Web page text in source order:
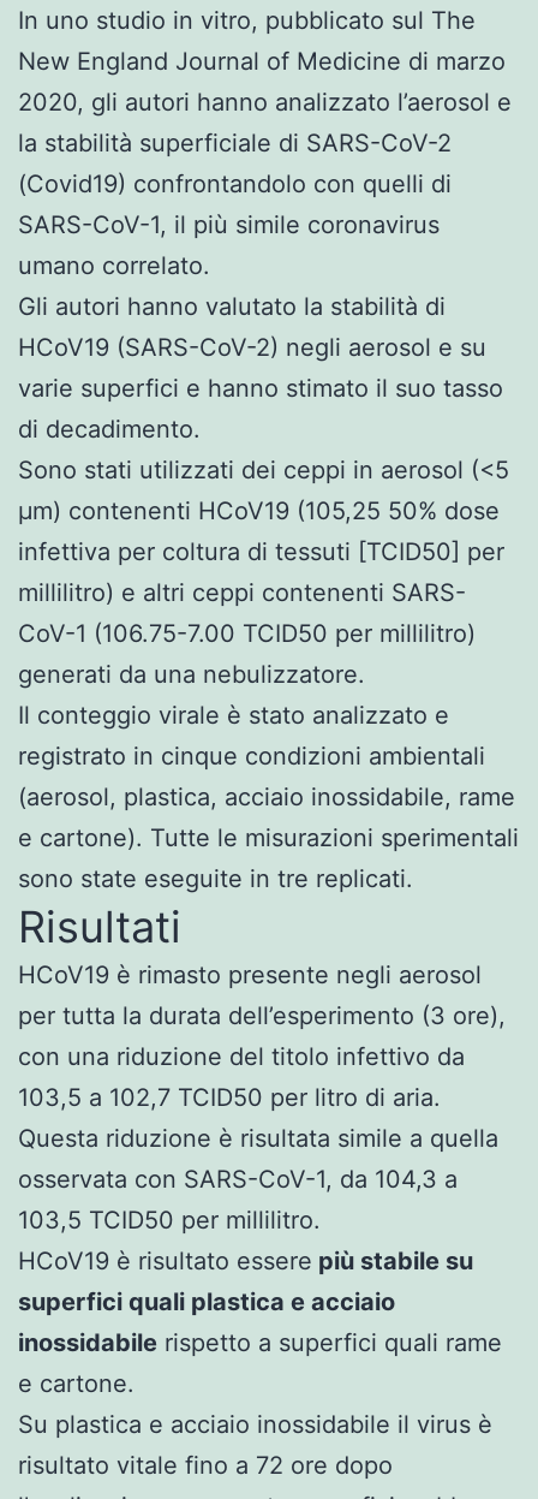
In uno studio in vitro, pubblicato sul The
New England Journal of Medicine di marzo
2020, gli autori hanno analizzato l’aerosol e
la stabilità superficiale di SARS-CoV-2
(Covid19) confrontandolo con quelli di
SARS-CoV-1, il più simile coronavirus
umano correlato.
Gli autori hanno valutato la stabilità di
HCoV19 (SARS-CoV-2) negli aerosol e su
varie superfici e hanno stimato il suo tasso
di decadimento.
Sono stati utilizzati dei ceppi in aerosol (<5
μm) contenenti HCoV19 (105,25 50% dose
infettiva per coltura di tessuti [TCID50] per
millilitro) e altri ceppi contenenti SARS-
CoV-1 (106.75-7.00 TCID50 per millilitro)
generati da una nebulizzatore.
Il conteggio virale è stato analizzato e
registrato in cinque condizioni ambientali
(aerosol, plastica, acciaio inossidabile, rame
e cartone). Tutte le misurazioni sperimentali
sono state eseguite in tre replicati.
Risultati
HCoV19 è rimasto presente negli aerosol
per tutta la durata dell’esperimento (3 ore),
con una riduzione del titolo infettivo da
103,5 a 102,7 TCID50 per litro di aria.
Questa riduzione è risultata simile a quella
osservata con SARS-CoV-1, da 104,3 a
103,5 TCID50 per millilitro.
HCoV19 è risultato essere più stabile su
superfici quali plastica e acciaio
inossidabile rispetto a superfici quali rame
e cartone.
Su plastica e acciaio inossidabile il virus è
risultato vitale fino a 72 ore dopo